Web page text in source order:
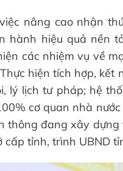
nâng cao nhận
hành hiệu quả nền
các nhiệm vụ về
hiện tích hợp, kết
lý lịch tư pháp; hệ
cơ quan nhà
thông đang xây
tỉnh, trình UBND